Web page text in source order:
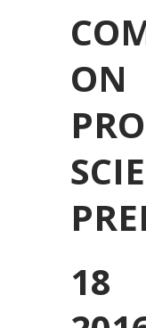
ON
18